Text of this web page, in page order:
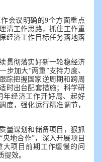
会议明确的9个方面重点
清工作思路，抓住工作重
经济工作目标任务落地落
贯彻落实好新一轮稳经济
步加大“两重”支持力度、
踪把握国家逆周期和跨周
时出台配套措施；科学研
年经济工作开好局、起好
度，强化运行精准调节，
量谋划和储备项目，狠抓
地合作”，深入开展项目
大项目前期工作缓慢的问
效。